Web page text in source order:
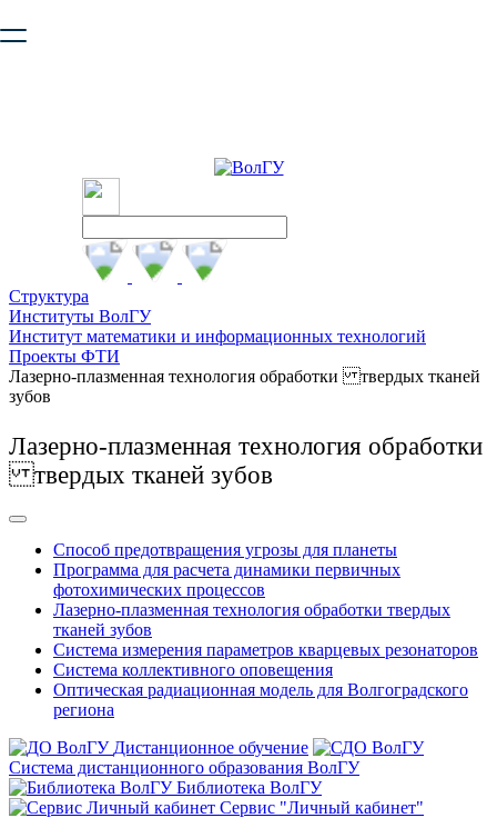
безопасную работу с сайтом. Пожалуйста
Структура
Институты ВолГУ
Институт математики и информационных технологий
Проекты ФТИ
Лазерно-плазменная технология обработки твердых тканей
зубов
Лазерно-плазменная технология обработки
твердых тканей зубов
Способ предотвращения угрозы для планеты
Программа для расчета динамики первичных
фотохимических процессов
Лазерно-плазменная технология обработки твердых
тканей зубов
Система измерения параметров кварцевых резонаторов
Система коллективного оповещения
Оптическая радиационная модель для Волгоградского
региона
Дистанционное обучение
Система дистанционного образования ВолГУ
Библиотека ВолГУ
Сервис "Личный кабинет"